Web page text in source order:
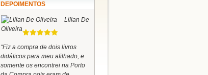
DEPOIMENTOS
Lilian De
Oliveira
“Fiz a compra de dois livros
didáticos para meu afilhado, e
somente os encontrei na Porto